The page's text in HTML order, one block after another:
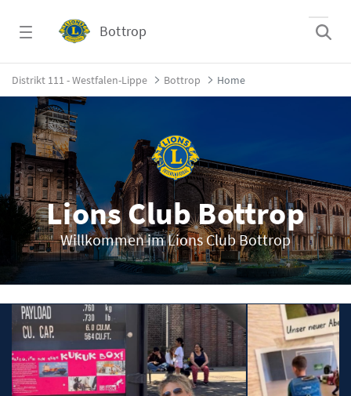
Bottrop
Home - Bottrop
Distrikt 111 - Westfalen-Lippe Bottrop Home
Lions Club Bottrop
Willkommen im Lions Club Bottrop